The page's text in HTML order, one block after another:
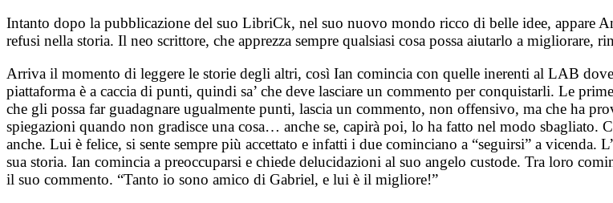
Intanto dopo la pubblicazione del suo LibriCk, nel suo nuovo mondo ricco di belle idee, appare
refusi nella storia. Il neo scrittore, che apprezza sempre qualsiasi cosa possa aiutarlo a migliorare,
Arriva il momento di leggere le storie degli altri, così Ian comincia con quelle inerenti al LAB
piattaforma è a caccia di punti, quindi sa’ che deve lasciare un commento per conquistarli. Le
che gli possa far guadagnare ugualmente punti, lascia un commento, non offensivo, ma che ha
spiegazioni quando non gradisce una cosa… anche se, capirà poi, lo ha fatto nel modo
anche. Lui è felice, si sente sempre più accettato e infatti i due cominciano a “seguirsi” a vicenda.
sua storia. Ian comincia a preoccuparsi e chiede delucidazioni al suo angelo custode. Tra loro
il suo commento. “Tanto io sono amico di Gabriel, e lui è il migliore!”